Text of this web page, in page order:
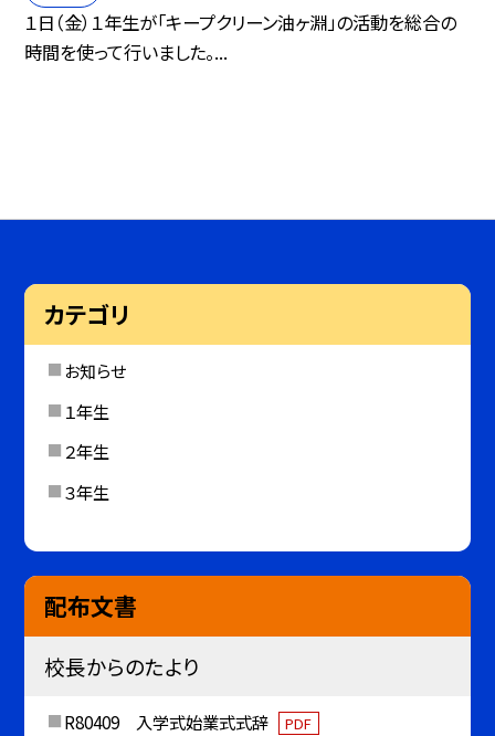
１日（金）１年生が「キープクリーン油ヶ淵」の活動を総合の
時間を使って行いました。...
カテゴリ
お知らせ
１年生
２年生
３年生
配布文書
校長からのたより
R80409 入学式始業式式辞 PDF